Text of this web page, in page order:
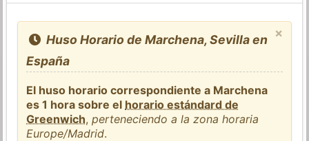
×
Huso Horario de Marchena, Sevilla en
España
El huso horario correspondiente a Marchena
es 1 hora sobre el horario estándard de
Greenwich,perteneciendo a la zona horaria
Europe/Madrid.